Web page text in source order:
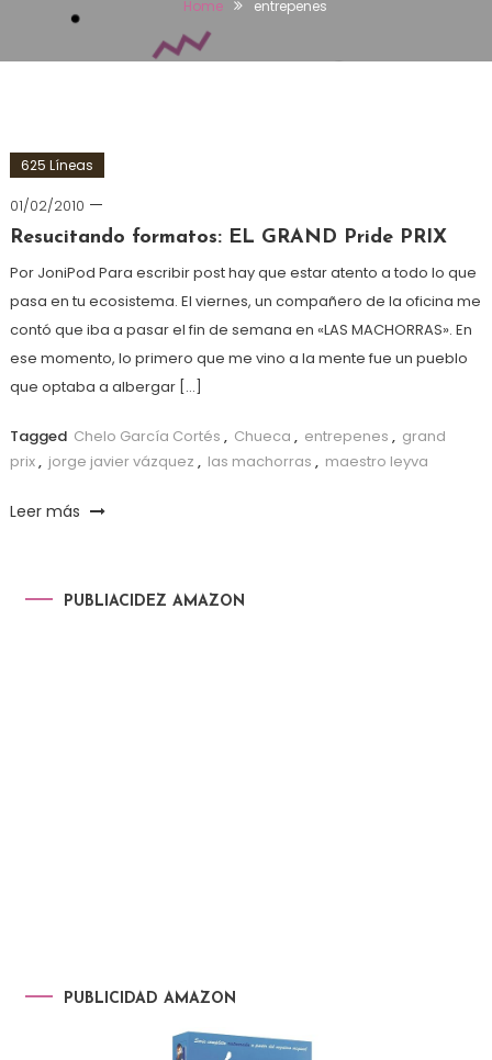
Home entrepenes
625 Líneas
01/02/2010
Resucitando formatos: EL GRAND Pride PRIX
Por JoniPod Para escribir post hay que estar atento a todo lo que
pasa en tu ecosistema. El viernes, un compañero de la oficina me
contó que iba a pasar el fin de semana en «LAS MACHORRAS». En
ese momento, lo primero que me vino a la mente fue un pueblo
que optaba a albergar […]
Tagged Chelo García Cortés , Chueca , entrepenes , grand
prix, jorge javier vázquez , las machorras , maestro leyva
Leer más
PUBLIACIDEZ AMAZON
PUBLICIDAD AMAZON